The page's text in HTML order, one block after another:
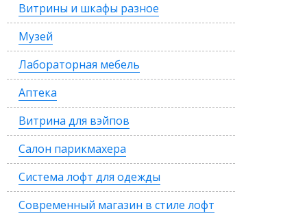
Витрины и шкафы разное
Музей
Лабораторная мебель
Аптека
Витрина для вэйпов
Салон парикмахера
Система лофт для одежды
Современный магазин в стиле лофт